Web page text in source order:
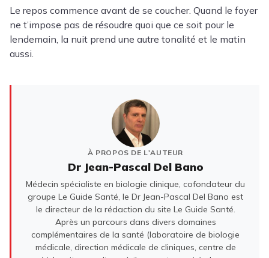
Le repos commence avant de se coucher. Quand le foyer
ne t’impose pas de résoudre quoi que ce soit pour le
lendemain, la nuit prend une autre tonalité et le matin
aussi.
À PROPOS DE L'AUTEUR
Dr Jean-Pascal Del Bano
Médecin spécialiste en biologie clinique, cofondateur du
groupe Le Guide Santé, le Dr Jean-Pascal Del Bano est
le directeur de la rédaction du site Le Guide Santé.
Après un parcours dans divers domaines
complémentaires de la santé (laboratoire de biologie
médicale, direction médicale de cliniques, centre de